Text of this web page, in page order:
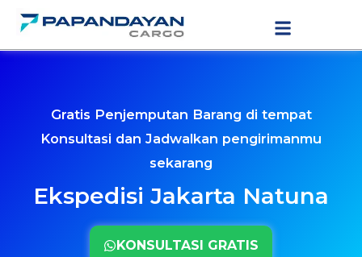
Lewati
konten
Gratis Penjemputan Barang di tempat
Konsultasi dan Jadwalkan pengirimanmu
sekarang
Ekspedisi Jakarta Natuna
KONSULTASI GRATIS